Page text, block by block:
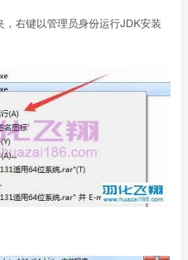
右键以管理员身份运行JDK安装